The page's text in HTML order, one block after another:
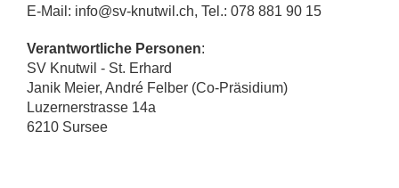
E-Mail: info@sv-knutwil.ch, Tel.: 078 881 90 15
Verantwortliche Personen:
SV Knutwil - St. Erhard
Janik Meier, André Felber (Co-Präsidium)
Luzernerstrasse 14a
6210 Sursee